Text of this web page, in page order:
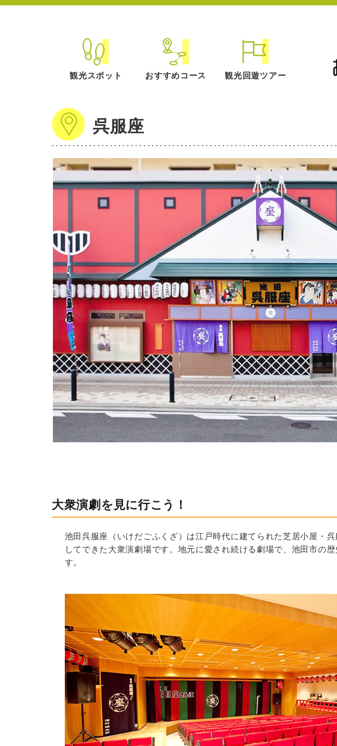
観光スポット おすすめコース 観光回遊ツアー
呉服座
大衆演劇を見に行こう！
池田呉服座（いけだごふくざ）は江戸時代に建てられた芝居小屋・
してできた大衆演劇場です。地元に愛され続ける劇場で、池田市の
す。